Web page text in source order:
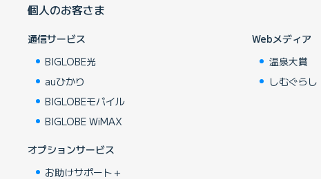
個人のお客さま
通信サービス
BIGLOBE光
auひかり
BIGLOBEモバイル
BIGLOBE WiMAX
オプションサービス
お助けサポート＋
Webメディア
温泉大賞
しむぐらし